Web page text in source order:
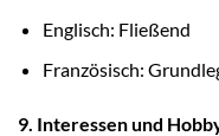
Englisch: Fließend
Französisch:
9. Interessen und